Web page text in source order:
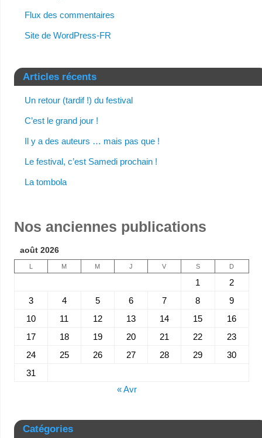
Flux des commentaires
Site de WordPress-FR
Articles récents
Un retour (tardif !) du festival
C’est le grand jour !
Il y a des auteurs … mais pas que !
Le festival, c’est Samedi prochain !
La tombola
Nos anciennes publications
août 2026
L M M J V S D
1
2
3
4 5 6 7 8
9
10
11 12 13 14 15
16
17
18 19 20 21 22
23
24
25 26 27 28 29
30
31
« Avr
Catégories